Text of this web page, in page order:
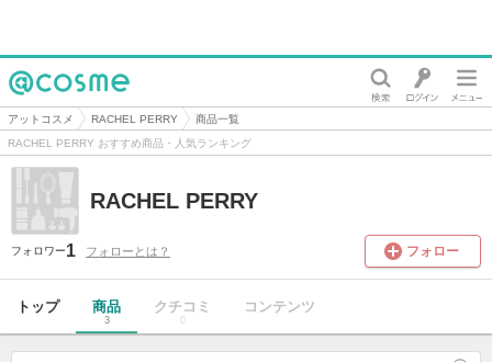
@cosme
アットコスメ RACHEL PERRY
商品一覧
RACHEL PERRY おすすめ商品・人気ランキング
RACHEL PERRY
フォロワー1 フォローとは？ フォロー
トップ 商品
3
クチコミ
0
コンテンツ